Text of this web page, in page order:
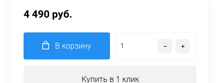
4 490 руб.
В корзину
Купить в 1 клик